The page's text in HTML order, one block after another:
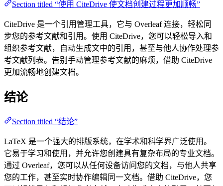
Section titled “使用 CiteDrive 使文档创建过程更加顺畅”
CiteDrive 是一个引用管理工具，它与 Overleaf 连接，轻松同
步您的参考文献和引用。使用 CiteDrive，您可以轻松导入和
组织参考文献，自动生成文中的引用，甚至与他人协作处理参
考文献列表。告别手动管理参考文献的麻烦，借助 CiteDrive
更加流畅地创建文档。
结论
Section titled “结论”
LaTeX 是一个强大的排版系统，在学术和科学界广泛使用。
它易于学习和使用，并允许您创建具有复杂布局的专业文档。
通过 Overleaf，您可以从任何设备访问您的文档，与他人共享
您的工作，甚至实时协作编辑同一文档。借助 CiteDrive，您